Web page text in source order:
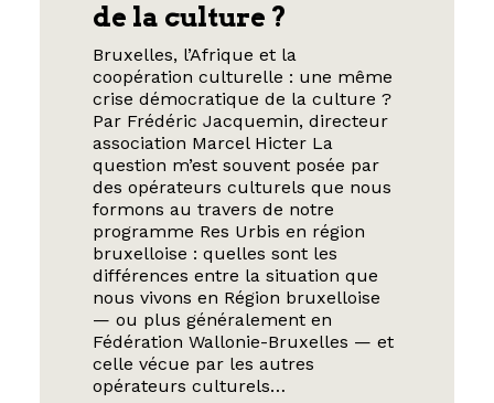
de la culture ?
Bruxelles, l’Afrique et la
coopération culturelle : une même
crise démocratique de la culture ?
Par Frédéric Jacquemin, directeur
association Marcel Hicter La
question m’est souvent posée par
des opérateurs culturels que nous
formons au travers de notre
programme Res Urbis en région
bruxelloise : quelles sont les
différences entre la situation que
nous vivons en Région bruxelloise
— ou plus généralement en
Fédération Wallonie-Bruxelles — et
celle vécue par les autres
opérateurs culturels…